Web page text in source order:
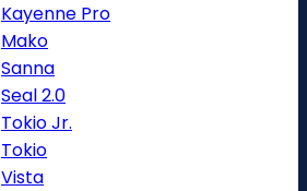
Kayenne Pro
Mako
Sanna
Seal 2.0
Tokio Jr.
Tokio
Vista